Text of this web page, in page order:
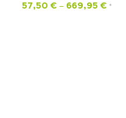
57,50 €– 669,95 € *